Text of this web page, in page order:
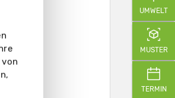
UMWELT
MUSTER
TERMIN